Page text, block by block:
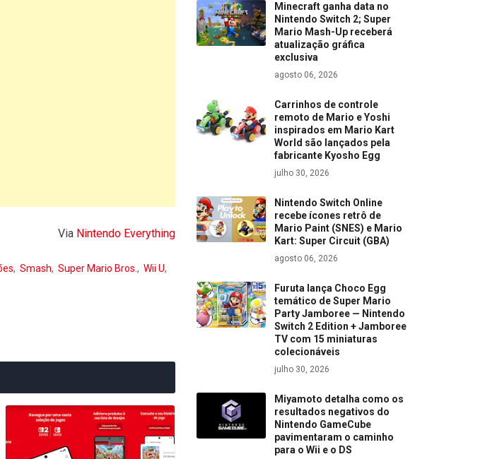
Via Nintendo Everything
Smash Super Mario Bros.
Wii U
Minecraft ganha data no
Nintendo Switch 2; Super
Mario Mash-Up receberá
atualização gráfica
exclusiva
agosto 06, 2026
Carrinhos de controle
remoto de Mario e Yoshi
inspirados em Mario Kart
World são lançados pela
fabricante Kyosho Egg
julho 30, 2026
Nintendo Switch Online
recebe ícones retrô de
Mario Paint (SNES) e Mario
Kart: Super Circuit (GBA)
agosto 06, 2026
Furuta lança Choco Egg
temático de Super Mario
Party Jamboree — Nintendo
Switch 2 Edition + Jamboree
TV com 15 miniaturas
colecionáveis
julho 30, 2026
Miyamoto detalha como os
resultados negativos do
Nintendo GameCube
pavimentaram o caminho
para o Wii e o DS